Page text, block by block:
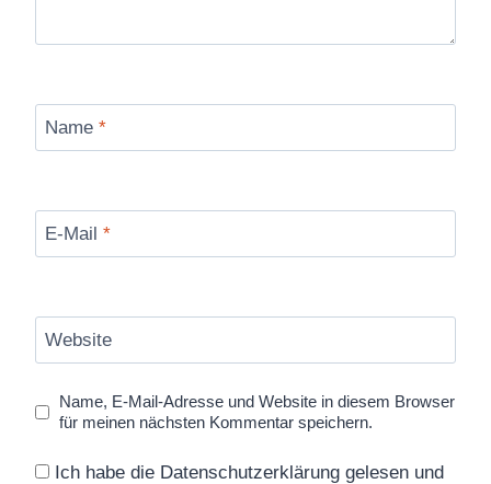
Name *
E-Mail *
Website
Name, E-Mail-Adresse und Website in diesem Browser
für meinen nächsten Kommentar speichern.
Ich habe die Datenschutzerklärung gelesen und